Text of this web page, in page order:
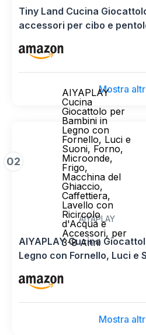
Tiny Land Cucina
accessori per cibo e
gioco Set da gioco per
con luci e suoni reali
Mostra
02
AIYAPLAY
Cucina
Giocattolo per
Bambini in
Legno con
Fornello, Luci e
Suoni, Forno,
Microonde,
Frigo,
Macchina del
Ghiaccio,
Caffettiera,
Lavello con
Ricircolo
d'Acqua e
Accessori, per
3-8 Anni
AIYAPLAY
AIYAPLAY Cucina
Legno con Fornello, Luci e
Microonde, Frigo,
Caffettiera, Lavello con
Mostra